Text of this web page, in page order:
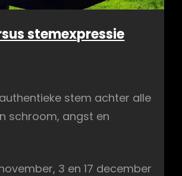
stemexpressie
stem achter alle
schroom, angst en
november, 3 en 17 december